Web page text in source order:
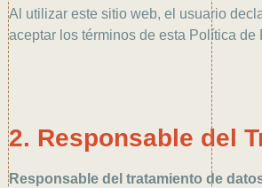
Al utilizar este sitio web, el usuario
aceptar los términos de esta Política de
2. Responsable del
Responsable del tratamiento de